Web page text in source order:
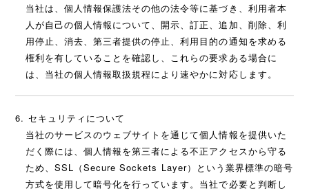
当社は、個人情報保護法その他の法令等に基づき、利用者本
人が自己の個人情報について、開示、訂正、追加、削除、利
用停止、消去、第三者提供の停止、利用目的の通知を求める
権利を有していることを確認し、これらの要求ある場合に
は、当社の個人情報取扱規程により速やかに対応します。
セキュリティについて
当社のサービスのウェブサイトを通じて個人情報を提供いた
だく際には、個人情報を第三者による不正アクセスから守る
ため、SSL（Secure Sockets Layer）という業界標準の暗号
方式を使用して暗号化を行っています。当社で必要と判断し